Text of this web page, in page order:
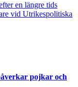
en längre tids
vid Utrikespolitiska
pojkar och